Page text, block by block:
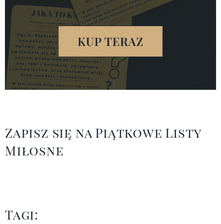
Zapisz się na Piątkowe Listy
Miłosne
Tagi: